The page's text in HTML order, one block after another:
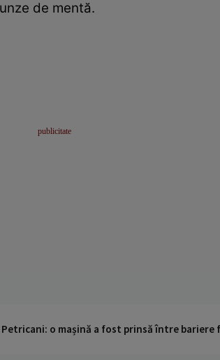
de mentă.
o mașină a fost prinsă între